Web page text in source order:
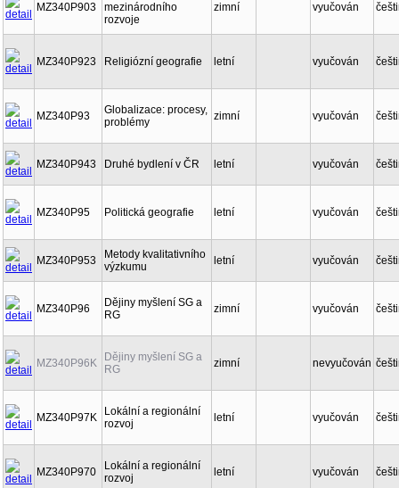
MZ340P903
mezinárodního
rozvoje
zimní vyučován
MZ340P923 Religiózní geografie letní vyučován
MZ340P93
Globalizace: procesy,
problémy
zimní vyučován
MZ340P943 Druhé bydlení v ČR letní vyučován
MZ340P95 Politická geografie letní vyučován
MZ340P953
Metody kvalitativního
výzkumu
letní vyučován
MZ340P96
Dějiny myšlení SG a
RG
zimní vyučován
MZ340P96K
Dějiny myšlení SG a
RG
zimní nevyučován
MZ340P97K
Lokální a regionální
rozvoj
letní vyučován
MZ340P970
Lokální a regionální
rozvoj
letní vyučován